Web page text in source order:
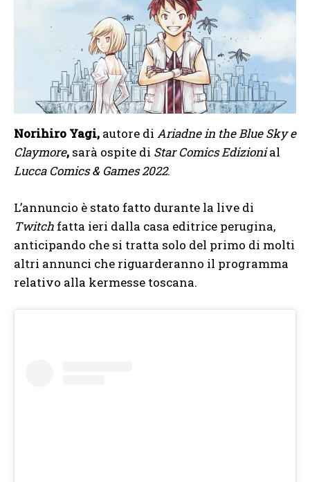
Norihiro Yagi, autore di Ariadne in the Blue Sky e
Claymore, sarà ospite di Star Comics Edizionial
Lucca Comics & Games 2022.
L’annuncio è stato fatto durante la live di
Twitch fatta ieri dalla casa editrice perugina,
anticipando che si tratta solo del primo di molti
altri annunci che riguarderanno il programma
relativo alla kermesse toscana.